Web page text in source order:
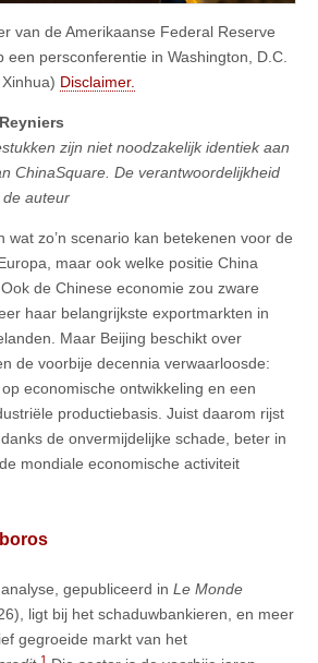
van de Amerikaanse Federal Reserve
een persconferentie in Washington, D.C.
Disclaimer.
zijn niet noodzakelijk identiek aan
ChinaSquare. De verantwoordelijkheid
auteur
wat zo’n scenario kan betekenen voor de
maar ook welke positie China
de Chinese economie zou zware
haar belangrijkste exportmarkten in
Maar Beijing beschikt over
de voorbije decennia verwaarloosde:
economische ontwikkeling en een
productiebasis. Juist daarom rijst
de onvermijdelijke schade, beter in
mondiale economische activiteit
gepubliceerd in Le Monde
ligt bij het schaduwbankieren, en meer
gegroeide markt van het
1